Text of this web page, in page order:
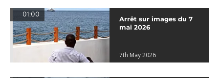
01:00
Arrêt sur images du 7
mai 2026
7th May 2026